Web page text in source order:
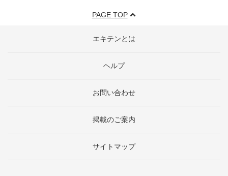
PAGE TOP
エキテンとは
ヘルプ
お問い合わせ
掲載のご案内
サイトマップ